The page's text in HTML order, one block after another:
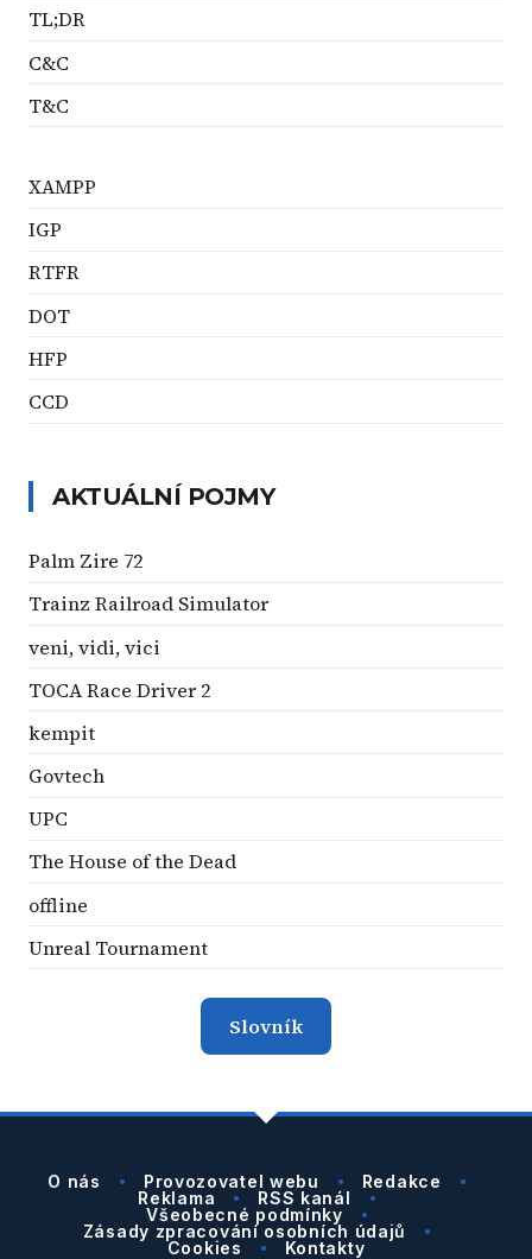
TL;DR
C&C
T&C
XAMPP
IGP
RTFR
DOT
HFP
CCD
AKTUÁLNÍ POJMY
Palm Zire 72
Trainz Railroad Simulator
veni, vidi, vici
TOCA Race Driver 2
kempit
Govtech
UPC
The House of the Dead
offline
Unreal Tournament
Slovník
O nás Provozovatel webu
Redakce
Reklama
RSS kanál
Všeobecné podmínky
Zásady zpracování osobních údajů
Cookies
Kontakty